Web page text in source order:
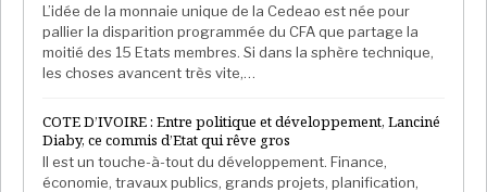
L’idée de la monnaie unique de la Cedeao est née pour
pallier la disparition programmée du CFA que partage la
moitié des 15 Etats membres. Si dans la sphère technique,
les choses avancent très vite,…
COTE D’IVOIRE : Entre politique et développement, Lanciné
Diaby, ce commis d’Etat qui rêve gros
Il est un touche-à-tout du développement. Finance,
économie, travaux publics, grands projets, planification,